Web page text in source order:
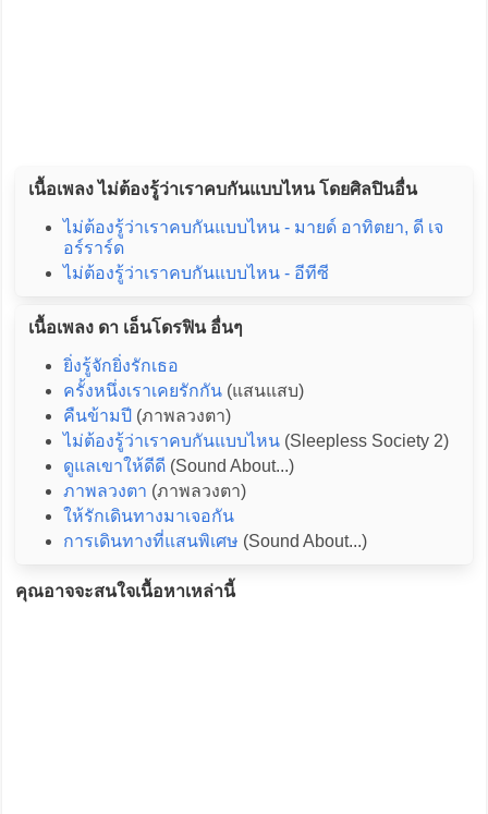
เนื้อเพลง ไม่ต้องรู้ว่าเราคบกันแบบไหน โดยศิลปินอื่น
ไม่ต้องรู้ว่าเราคบกันแบบไหน - มายด์ อาทิตยา, ดี เจ
อร์ราร์ด
ไม่ต้องรู้ว่าเราคบกันแบบไหน - อีทีซี
เนื้อเพลง ดา เอ็นโดรฟิน อื่นๆ
ยิ่งรู้จักยิ่งรักเธอ
ครั้งหนึ่งเราเคยรักกัน(แสนแสบ)
คืนข้ามปี (ภาพลวงตา)
ไม่ต้องรู้ว่าเราคบกันแบบไหน(Sleepless Society 2)
ดูแลเขาให้ดีดี(Sound About...)
ภาพลวงตา (ภาพลวงตา)
ให้รักเดินทางมาเจอกัน
การเดินทางที่แสนพิเศษ (Sound About...)
คุณอาจจะสนใจเนื้อหาเหล่านี้